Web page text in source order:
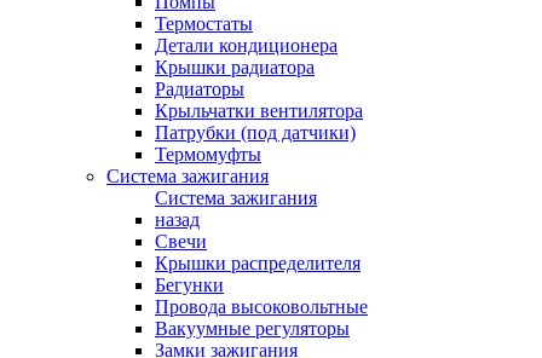
Термостаты
Детали кондиционера
Крышки радиатора
Радиаторы
Крыльчатки вентилятора
Патрубки (под датчики)
Термомуфты
Система зажигания
Система зажигания
назад
Свечи
Крышки распределителя
Бегунки
Провода высоковольтные
Вакуумные регуляторы
Замки зажигания